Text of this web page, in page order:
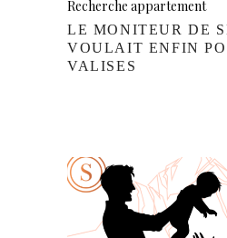
Recherche appartement
LE MONITEUR DE
VOULAIT ENFIN
VALISES